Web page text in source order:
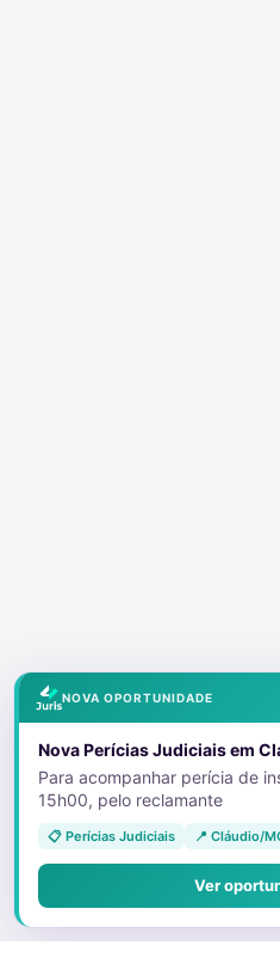
NOVA OPORTUNIDADE
Nova Perícias Judiciais em
Para acompanhar perícia de
15h00, pelo reclamante
📋 Perícias Judiciais 📍 Cláudio/
Ver